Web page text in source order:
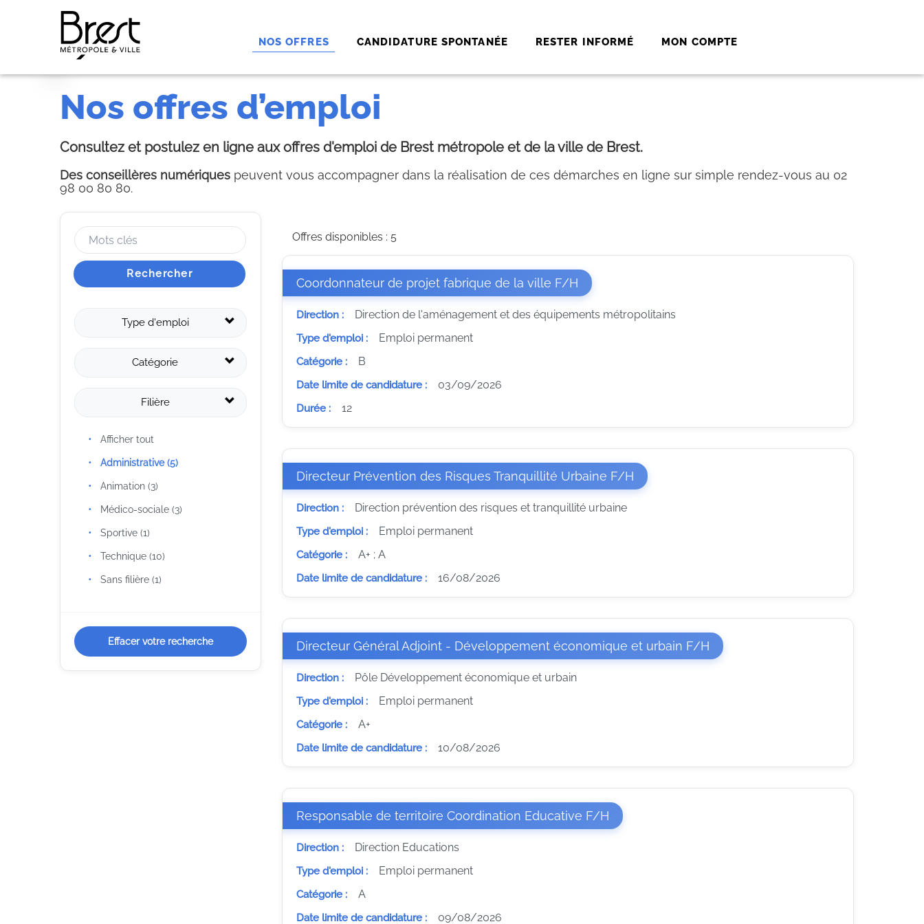
NOS OFFRES CANDIDATURE SPONTANÉE RESTER INFORMÉ MON COMPTE
nos offres d’emploi
Consultez et postulez en ligne aux offres d'emploi de Brest métropole et de la ville de Brest.
Des conseillères numériques peuvent vous accompagner dans la réalisation de ces démarches en ligne sur simple rendez-vous au 02
98 00 80 80.
Rechercher
Type d'emploi
Catégorie
Filière
Afficher tout
Administrative (5)
Animation (3)
Médico-sociale (3)
Sportive (1)
Technique (10)
Sans filière (1)
Effacer votre recherche
Offres disponibles : 5
Coordonnateur de projet fabrique de la ville F/H(Nouvelle fenêtre)
Direction : Direction de l'aménagement et des équipements métropolitains
Type d'emploi : Emploi permanent
Catégorie : B
Date limite de candidature : 03/09/2026
Durée : 12
Directeur Prévention des Risques Tranquillité Urbaine F/H(Nouvelle fenêtre)
Direction : Direction prévention des risques et tranquillité urbaine
Type d'emploi : Emploi permanent
Catégorie : A+ ; A
Date limite de candidature : 16/08/2026
Directeur Général Adjoint - Développement économique et urbain F/H(Nouvelle fenêtre)
Direction : Pôle Développement économique et urbain
Type d'emploi : Emploi permanent
Catégorie : A+
Date limite de candidature : 10/08/2026
Responsable de territoire Coordination Educative F/H(Nouvelle fenêtre)
Direction : Direction Educations
Type d'emploi : Emploi permanent
Catégorie : A
Date limite de candidature : 09/08/2026